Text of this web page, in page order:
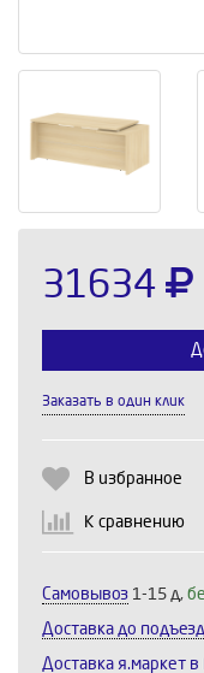
31634
Заказать в один клик
В избранное
К сравнению
Самовывоз 1-15 д,
Доставка до
Доставка я.маркет